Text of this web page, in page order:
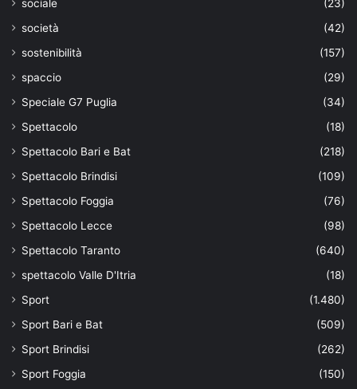
sociale
(23)
società
(42)
sostenibilità
(157)
spaccio
(29)
Speciale G7 Puglia
(34)
Spettacolo
(18)
Spettacolo Bari e Bat
(218)
Spettacolo Brindisi
(109)
Spettacolo Foggia
(76)
Spettacolo Lecce
(98)
Spettacolo Taranto
(640)
spettacolo Valle D'Itria
(18)
Sport
(1.480)
Sport Bari e Bat
(509)
Sport Brindisi
(262)
Sport Foggia
(150)